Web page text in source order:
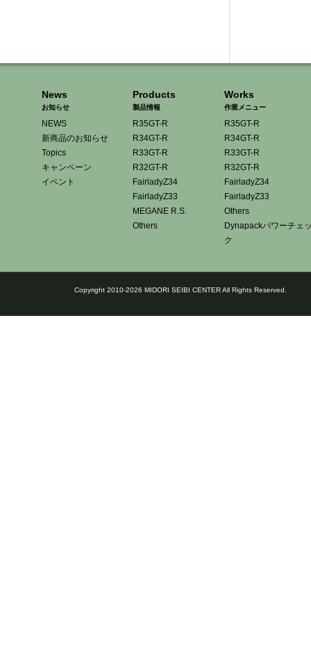
News
お知らせ
NEWS
新商品のお知らせ
Topics
キャンペーン
イベント
Products
製品情報
R35GT-R
R34GT-R
R33GT-R
R32GT-R
FairladyZ34
FairladyZ33
MEGANE R.S.
Others
Works
作業メニュー
R35GT-R
R34GT-R
R33GT-R
R32GT-R
FairladyZ34
FairladyZ33
Others
Dynapackパワーチェ
ク
Copyright 2010-2026 MIDORI SEIBI CENTER All Rights Reserved.